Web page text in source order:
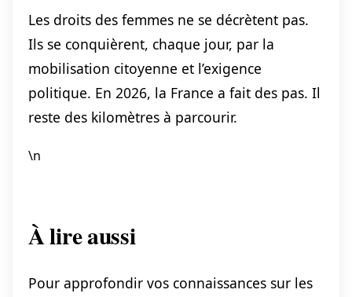
Les droits des femmes ne se décrètent pas.
Ils se conquièrent, chaque jour, par la
mobilisation citoyenne et l’exigence
politique. En 2026, la France a fait des pas. Il
reste des kilomètres à parcourir.
\n
À lire aussi
Pour approfondir vos connaissances sur les